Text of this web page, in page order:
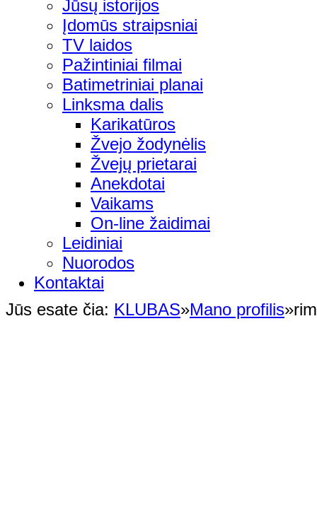
Jūsų istorijos
Įdomūs straipsniai
TV laidos
Pažintiniai filmai
Batimetriniai planai
Linksma dalis
Karikatūros
Žvejo žodynėlis
Žvejų prietarai
Anekdotai
Vaikams
On-line žaidimai
Leidiniai
Nuorodos
Kontaktai
Jūs esate čia: KLUBAS»Mano profilis»